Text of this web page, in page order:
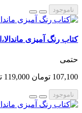
ناموجود
کتاب رنگ آمیزی
حتمی
107,100 تومان 119,000 تومان
ناموجود